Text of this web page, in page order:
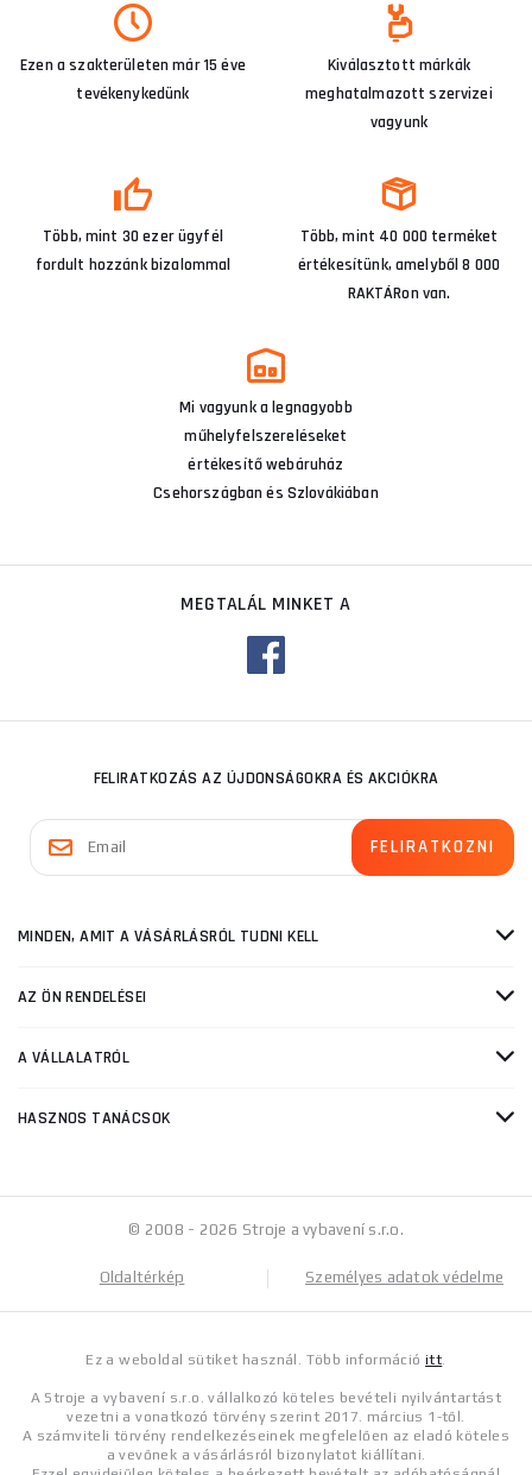
Ezen a szakterületen már 15 éve
tevékenykedünk
Kiválasztott márkák
meghatalmazott szervizei
vagyunk
Több, mint 30 ezer ügyfél
fordult hozzánk bizalommal
Több, mint 40 000 terméket
értékesítünk, amelyből 8 000
RAKTÁRon van.
Mi vagyunk a legnagyobb
műhelyfelszereléseket
értékesítő webáruház
Csehországban és Szlovákiában
MEGTALÁL MINKET A
FELIRATKOZÁS AZ ÚJDONSÁGOKRA ÉS AKCIÓKRA
MINDEN, AMIT A VÁSÁRLÁSRÓL TUDNI KELL
AZ ÖN RENDELÉSEI
A VÁLLALATRÓL
HASZNOS TANÁCSOK
© 2008 - 2026 Stroje a vybavení s.r.o.
Oldaltérkép Személyes adatok védelme
Ez a weboldal sütiket használ. Több információitt.
A Stroje a vybavení s.r.o. vállalkozó köteles bevételi nyilvántartást
vezetni a vonatkozó törvény szerint 2017. március 1-től.
A számviteli törvény rendelkezéseinek megfelelően az eladó köteles
a vevőnek a vásárlásról bizonylatot kiállítani.